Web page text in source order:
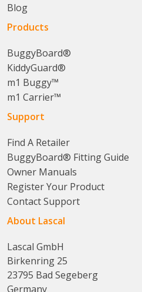
Blog
Products
BuggyBoard®
KiddyGuard®
m1 Buggy™
m1 Carrier™
Support
Find A Retailer
BuggyBoard® Fitting Guide
Owner Manuals
Register Your Product
Contact Support
About Lascal
Lascal GmbH
Birkenring 25
23795 Bad Segeberg
Germany